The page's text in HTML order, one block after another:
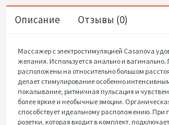
Описание Отзывы (0)
Массажер с электростимуляцией Casanova
желания. Используется анально и
расположены на относительно большом
делает стимулирование особенно
покалывание, ритмичная пульсация и
более яркие и необычные эмоции.
способствует идеальному расположению.
розетки, которая входит в комплект,